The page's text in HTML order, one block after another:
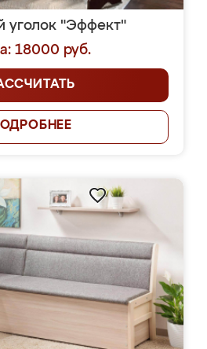
уголок "Эффект"
18000 руб.